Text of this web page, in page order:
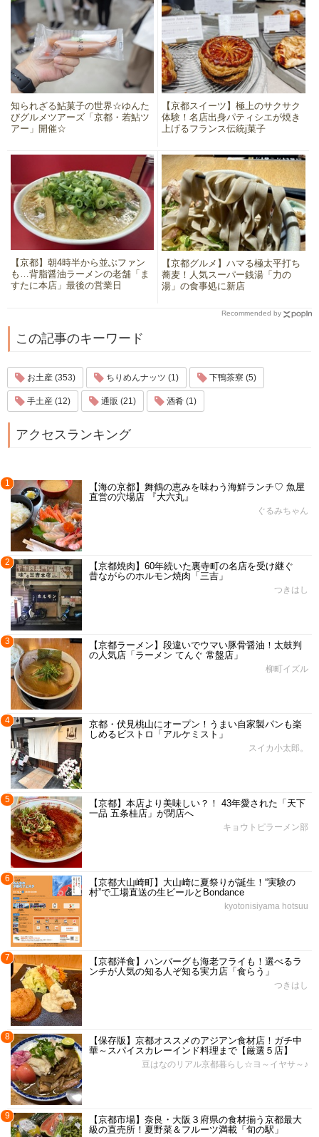
知られざる鮎菓子の世界☆ゆんた
びグルメツアーズ「京都・若鮎ツ
アー」開催☆
【京都スイーツ】極上のサクサク
体験！名店出身パティシエが焼き
上げるフランス伝統j菓子
【京都】朝4時半から並ぶファン
も…背脂醤油ラーメンの老舗「ま
すたに本店」最後の営業日
【京都グルメ】ハマる極太平打ち
蕎麦！人気スーパー銭湯「力の
湯」の食事処に新店
Recommended by
この記事のキーワード
お土産 (353) ちりめんナッツ (1) 下鴨茶寮 (5)
手土産 (12) 通販 (21) 酒肴 (1)
アクセスランキング
1
【海の京都】舞鶴の恵みを味わう海鮮ランチ♡ 魚屋
直営の穴場店 『大六丸』
ぐるみちゃん
2
【京都焼肉】60年続いた裏寺町の名店を受け継ぐ
昔ながらのホルモン焼肉「三吉」
つきはし
3
【京都ラーメン】段違いでウマい豚骨醤油！太鼓判
の人気店「ラーメン てんぐ 常盤店」
柳町イズル
4
京都・伏見桃山にオープン！うまい自家製パンも楽
しめるビストロ「アルケミスト」
スイカ小太郎。
5
【京都】本店より美味しい？！ 43年愛された「天下
一品 五条桂店」が閉店へ
キョウトピラーメン部
6
【京都大山崎町】大山崎に夏祭りが誕生！“実験の
村”で工場直送の生ビールとBondance
kyotonisiyama hotsuu
7
【京都洋食】ハンバーグも海老フライも！選べるラ
ンチが人気の知る人ぞ知る実力店「食らう」
つきはし
8
【保存版】京都オススメのアジアン食材店！ガチ中
華～スパイスカレーインド料理まで【厳選５店】
豆はなのリアル京都暮らし☆ヨ～イヤサ～♪
9
【京都市場】奈良・大阪３府県の食材揃う京都最大
級の直売所！夏野菜＆フルーツ満載「旬の駅」